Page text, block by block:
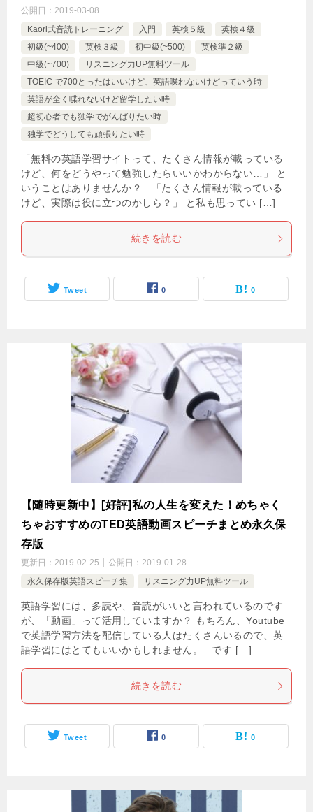
公開日： 2019-03-08
Kaori式音読トレーニング
入門 英検５級
英検４級
初級(~400)
英検３級 初中級(~500)
英検準２級
中級(~700)
リスニング力UP無料ツール
TOEIC で700とったはいいけど、英語喋れないけどっていう時
英語が全く喋れないけど留学したい時
超初心者でも独学でがんばりたい時
独学でどうしても頑張りたい時
「無料の英語学習サイトって、たくさん情報が載っている
けど、何をどうやって勉強したらいいかわからない…」 と
いうことはありませんか？ 「たくさん情報が載っている
けど、実際は役に立つのかしら？」 と私も思ってい […]
続きを読む
Tweet 0 0
【随時更新中】[好評]私の人生を変えた！めちゃく
ちゃおすすめのTED英語動画スピーチまとめ永久保
存版
更新日： 2019-02-25 公開日： 2019-01-28
永久保存版英語スピーチ集
リスニング力UP無料ツール
英語学習には、多読や、音読がいいと言われているのです
が、「動画」って活用していますか？ もちろん、Youtube
で英語学習方法を配信している人はたくさんいるので、英
語学習にはとてもいいかもしれません。 です […]
続きを読む
Tweet 0 0